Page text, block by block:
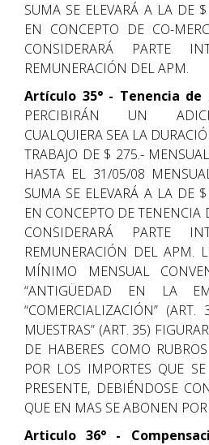
SUMA SE ELEVARÁ A LA DE
EN CONCEPTO DE CO-
CONSIDERARÁ PARTE
REMUNERACIÓN DEL APM.
Artículo 35° - Tenencia de
PERCIBIRÁN UN
CUALQUIERA SEA LA
TRABAJO DE $ 275.-
HASTA EL 31/05/08
SUMA SE ELEVARÁ A LA DE
EN CONCEPTO DE TENENCIA
CONSIDERARÁ PARTE
REMUNERACIÓN DEL APM.
MÍNIMO MENSUAL
“ANTIGÜEDAD EN LA
“COMERCIALIZACIÓN”
MUESTRAS” (ART. 35)
DE HABERES COMO
POR LOS IMPORTES QUE
PRESENTE, DEBIÉNDOSE
QUE EN MAS SE ABONEN
Articulo 36° -